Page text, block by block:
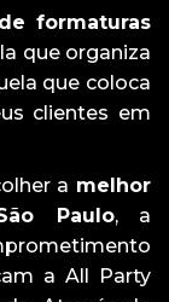
formaturas
que organiza
que coloca
clientes em
a melhor
Paulo, a
a All Party